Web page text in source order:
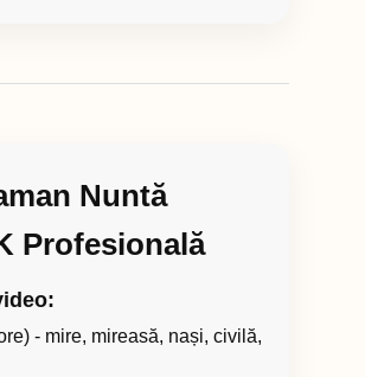
Nuntă
Profesională
- mire, mireasă, nași, civilă,